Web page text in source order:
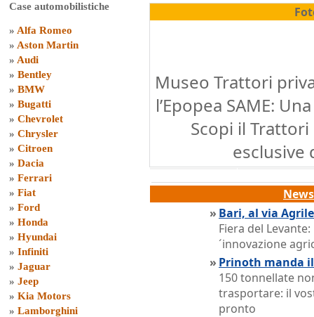
Case automobilistiche
» Alfa Romeo
» Aston Martin
» Audi
» Bentley
» BMW
» Bugatti
» Chevrolet
» Chrysler
» Citroen
» Dacia
» Ferrari
» Fiat
» Ford
» Honda
» Hyundai
» Infiniti
» Jaguar
» Jeep
» Kia Motors
» Lamborghini
Museo Trattori
l’Epopea SAME:
Scopi il Trattori
esclusive
» Bari, al via
Fiera del
´innovazione
» Prinoth manda
150 tonnellate
trasportare: il
pronto